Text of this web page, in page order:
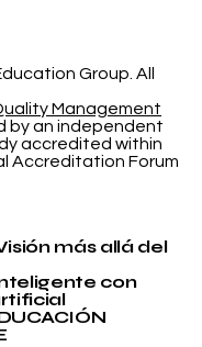
Group. All
Management
by an independent
accredited within
Accreditation Forum
más allá del
con